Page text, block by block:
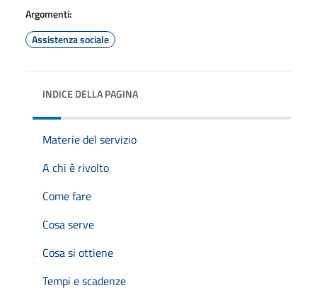
Argomenti:
Assistenza sociale
INDICE DELLA PAGINA
Materie del servizio
A chi è rivolto
Come fare
Cosa serve
Cosa si ottiene
Tempi e scadenze